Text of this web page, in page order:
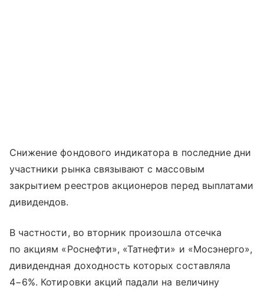
Снижение фондового индикатора в последние дни
участники рынка связывают с массовым
закрытием реестров акционеров перед выплатами
дивидендов.
В частности, во вторник произошла отсечка
по акциям «Роснефти», «Татнефти» и «Мосэнерго»,
дивидендная доходность которых составляла
4−6%. Котировки акций падали на величину